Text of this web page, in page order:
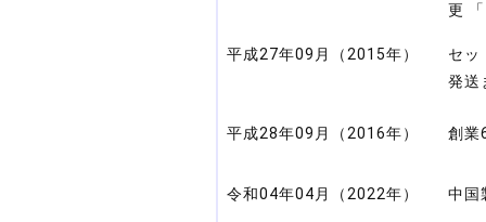
更
平成27年09月（2015年）
セッ
発送
平成28年09月（2016年） 創業
令和04年04月（2022年） 中国